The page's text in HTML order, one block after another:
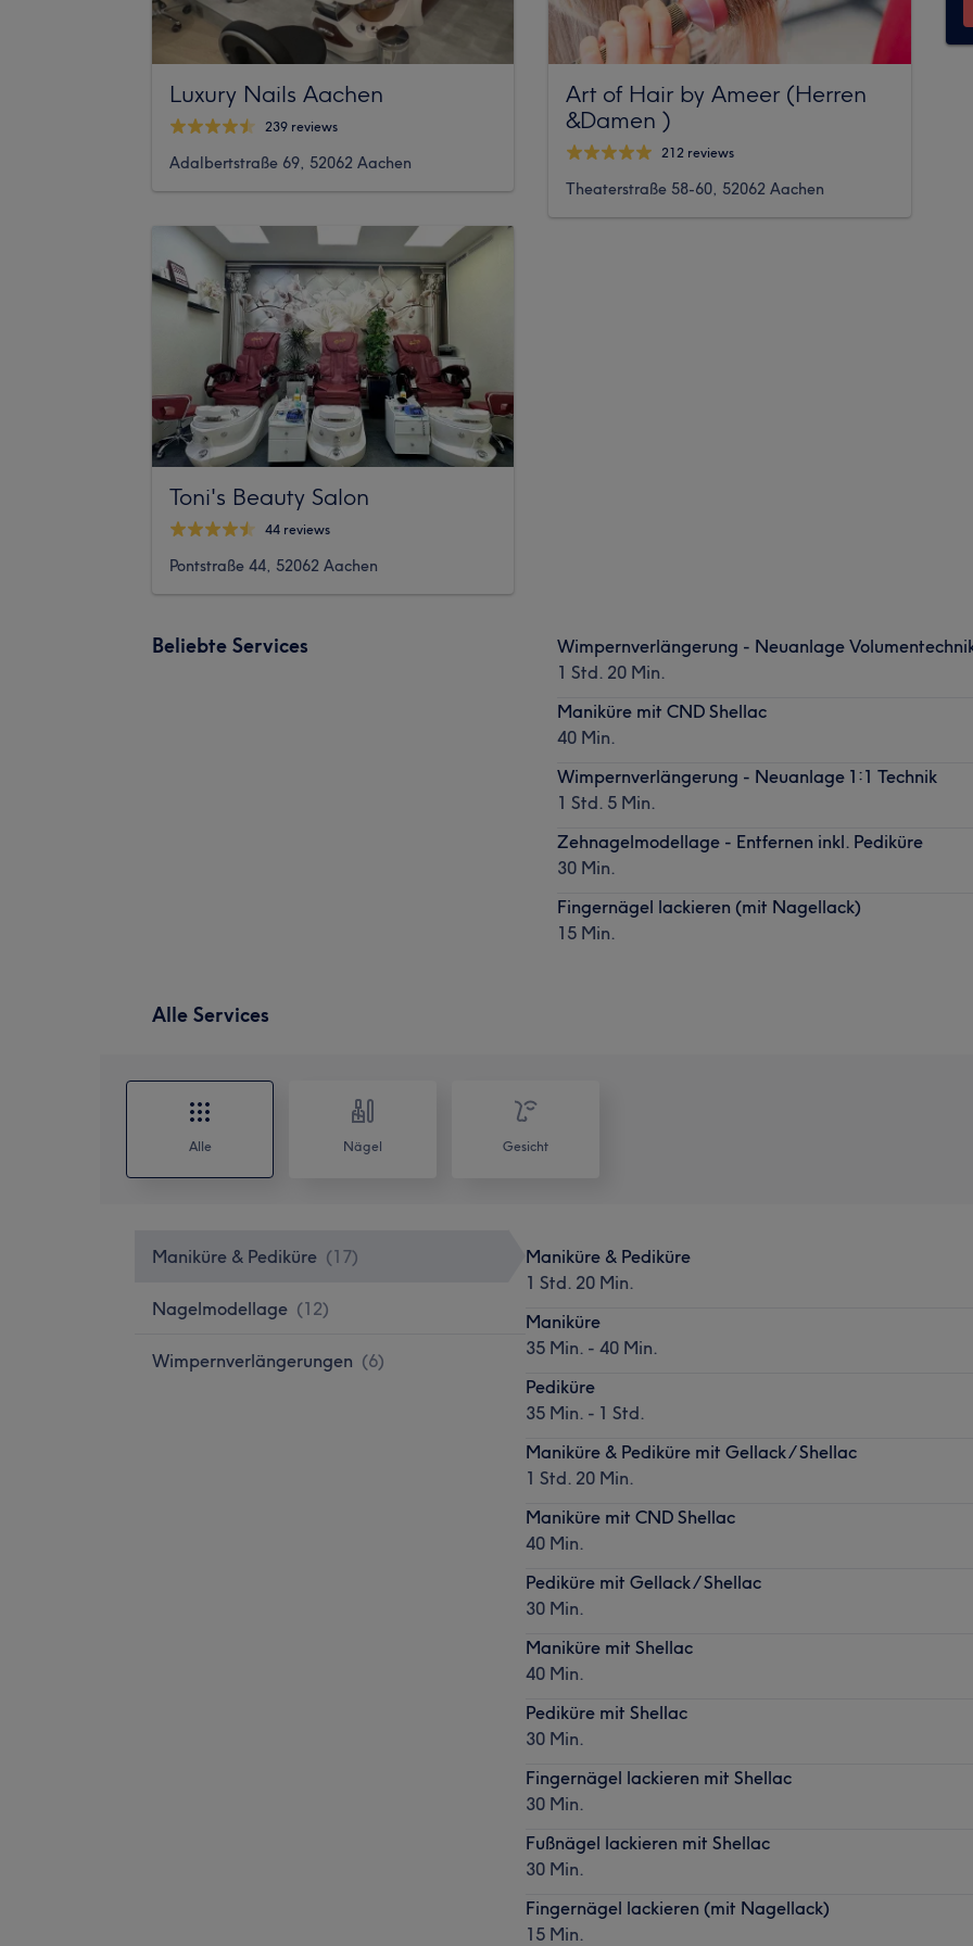
Luxury Nails Aachen
239 reviews
Adalbertstraße 69, 52062 Aachen
Toni's Beauty Salon
44 reviews
Pontstraße 44, 52062 Aachen
Art of Hair by Ameer (Herren
&Damen )
212 reviews
Theaterstraße 58-60, 52062 Aachen
Beliebte Services
Wimpernverlängerung - Neuanlage
1 Std. 20 Min.
Maniküre mit CND Shellac
40 Min.
Wimpernverlängerung - Neuanlage 1:1 Technik
1 Std. 5 Min.
Zehnagelmodellage - Entfernen inkl. Pediküre
30 Min.
Fingernägel lackieren (mit Nagellack)
15 Min.
Alle Services
Alle Nägel Gesicht
Maniküre & Pediküre (17)
Nagelmodellage (12)
Wimpernverlängerungen (6)
Maniküre & Pediküre
1 Std. 20 Min.
Maniküre
35 Min. - 40 Min.
Pediküre
35 Min. - 1 Std.
Maniküre & Pediküre mit Gellack / Shellac
1 Std. 20 Min.
Maniküre mit CND Shellac
40 Min.
Pediküre mit Gellack / Shellac
30 Min.
Maniküre mit Shellac
40 Min.
Pediküre mit Shellac
30 Min.
Fingernägel lackieren mit Shellac
30 Min.
Fußnägel lackieren mit Shellac
30 Min.
Fingernägel lackieren (mit Nagellack)
15 Min.